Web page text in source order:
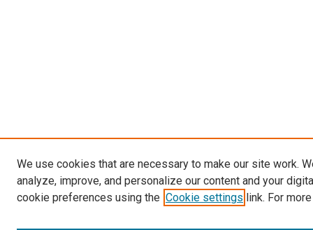
We use cookies that are necessary to make our site work.
analyze, improve, and personalize our content and your
cookie preferences using the Cookie settings link. For